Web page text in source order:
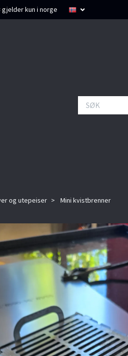
gjelder kun i norge
og utepeiser Mini kvistbrenner